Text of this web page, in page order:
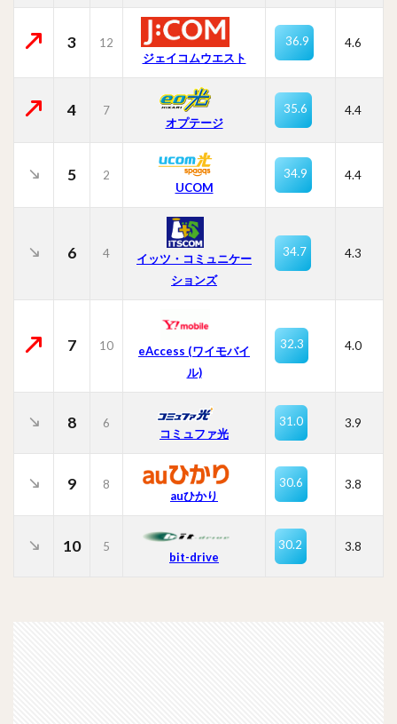
3
12
ジェイコムウエスト
36.9 4.6
4
7
オプテージ
35.6 4.4
5
2
UCOM
34.9 4.4
6 4
イッツ・コミュニケー
ションズ
34.7 4.3
7 10
eAccess (ワイモバイ
ル)
32.3 4.0
8 6
コミュファ光
31.0 3.9
9
8
auひかり
30.6 3.8
10 5
bit-drive
30.2 3.8